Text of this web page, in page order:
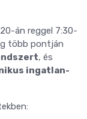
án reggel 7:30-
több pontján
, és
ingatlan-